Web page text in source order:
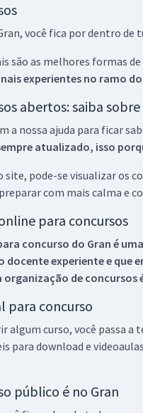
você fica por dentro de
são as melhores formas de
experientes no ramo
abertos: saiba
a nossa ajuda para ficar
atualizado, isso
site, pode-se visualizar os
com mais calma e
para concursos
concurso do Gran é
docente experiente e que
organização de
para concurso
algum curso, você passa
para download e
público é no Gran